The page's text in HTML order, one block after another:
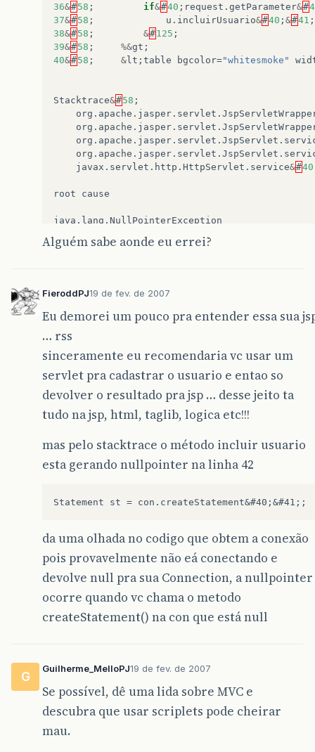
36&#58 ; if&#40 ; request . getParameter&#
37&#58 ; u . incluirUsuario&#40 ; &#41
38&#58 ; &#125 ;
39&#58 ; %&gt ;
40&#58 ; & lt ; table bgcolor="whitesmoke"
Stacktrace&#58 ;
org . apache . jasper . servlet .
org . apache . jasper . servlet .
org . apache . jasper . servlet . JspServlet .
org . apache . jasper . servlet . JspServlet .
javax . servlet . http . HttpServlet . service&#40
root cause
java . lang . NullPointerException
com fiskslo
org.apache.jsp .index_jsp
org.apache .jasper .servlet.JspServlet .
Alguém sabe aonde eu errei?
FieroddPJ19 de fev. de 2007
Eu demorei um pouco pra entender essa sua
… rss
sinceramente eu recomendaria vc usar um
servlet pra cadastrar o usuario e entao so
devolver o resultado pra jsp … desse jeito ta
tudo na jsp, html, taglib, logica etc!!!
mas pelo stacktrace o método incluir usuario
esta gerando nullpointer na linha 42
da uma olhada no codigo que obtem a conexão
pois provavelmente não eá conectando e
devolve null pra sua Connection, a nullpointer
ocorre quando vc chama o metodo
createStatement() na con que está null
G
Guilherme_MelloPJ19 de fev. de 2007
Se possível, dê uma lida sobre MVC e
descubra que usar scriplets pode cheirar
mau.